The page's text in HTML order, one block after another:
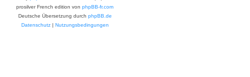
prosilver French edition von phpBB-fr.com
Deutsche Übersetzung durch phpBB.de
Datenschutz| Nutzungsbedingungen